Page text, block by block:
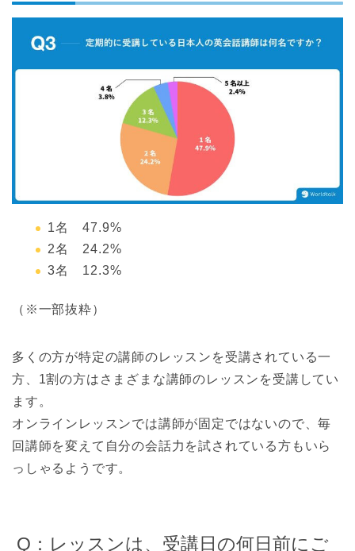
1名 47.9%
2名 24.2%
3名 12.3%
（※一部抜粋）
多くの方が特定の講師のレッスンを受講されている一
方、1割の方はさまざまな講師のレッスンを受講してい
ます。
オンラインレッスンでは講師が固定ではないので、毎
回講師を変えて自分の会話力を試されている方もいら
っしゃるようです。
Q：レッスンは、受講日の何日前にご